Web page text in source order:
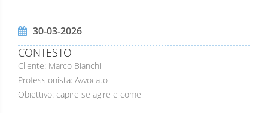
30-03-2026
CONTESTO
Cliente: Marco Bianchi
Professionista: Avvocato
Obiettivo: capire se agire e come